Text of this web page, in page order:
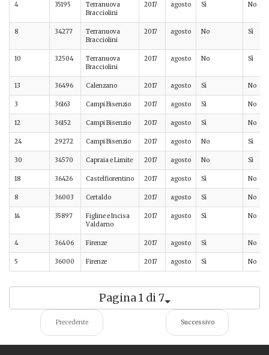
4 35195
Terranuova
Bracciolini
2017 agosto Sì No
8 34277
Terranuova
Bracciolini
2017 agosto No Sì
10 32504
Terranuova
Bracciolini
2017 agosto No Sì
13 36496 Calenzano 2017 agosto Sì No
3 36163 Campi Bisenzio 2017 agosto Sì No
12 36152 Campi Bisenzio 2017 agosto Sì No
24 29272 Campi Bisenzio 2017 agosto No Sì
30 34570 Capraia e Limite 2017 agosto No Sì
18 36426 Castelfiorentino 2017 agosto Sì No
8 36003 Certaldo 2017 agosto Sì No
14 35897
Figline e Incisa
Valdarno
2017 agosto Sì No
4 36406 Firenze 2017 agosto Sì No
5 36000 Firenze 2017 agosto Sì No
Pagina 1 di 7
Precedente Successivo